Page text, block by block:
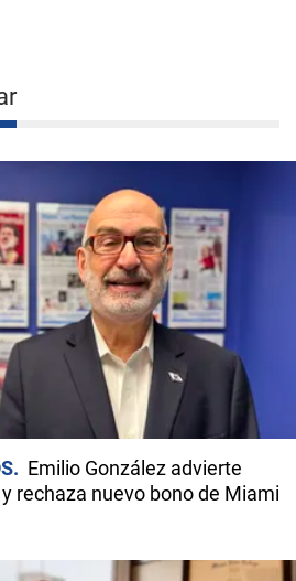
Emilio González advierte
rechaza nuevo bono de Miami